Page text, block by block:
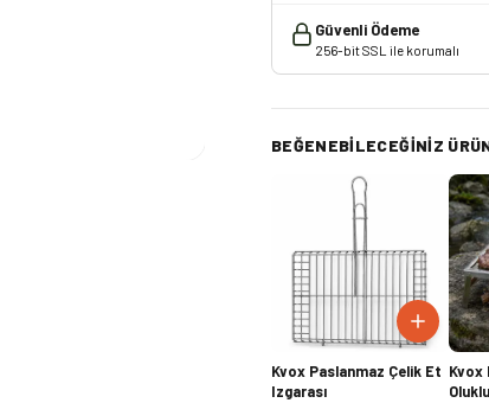
Güvenli Ödeme
256-bit SSL ile korumalı
BEĞENEBILECEĞINIZ
Kvox Paslanmaz Çelik Et
Izgarası
Kvox